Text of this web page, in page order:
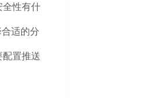
全性有什
适的分
配置推送